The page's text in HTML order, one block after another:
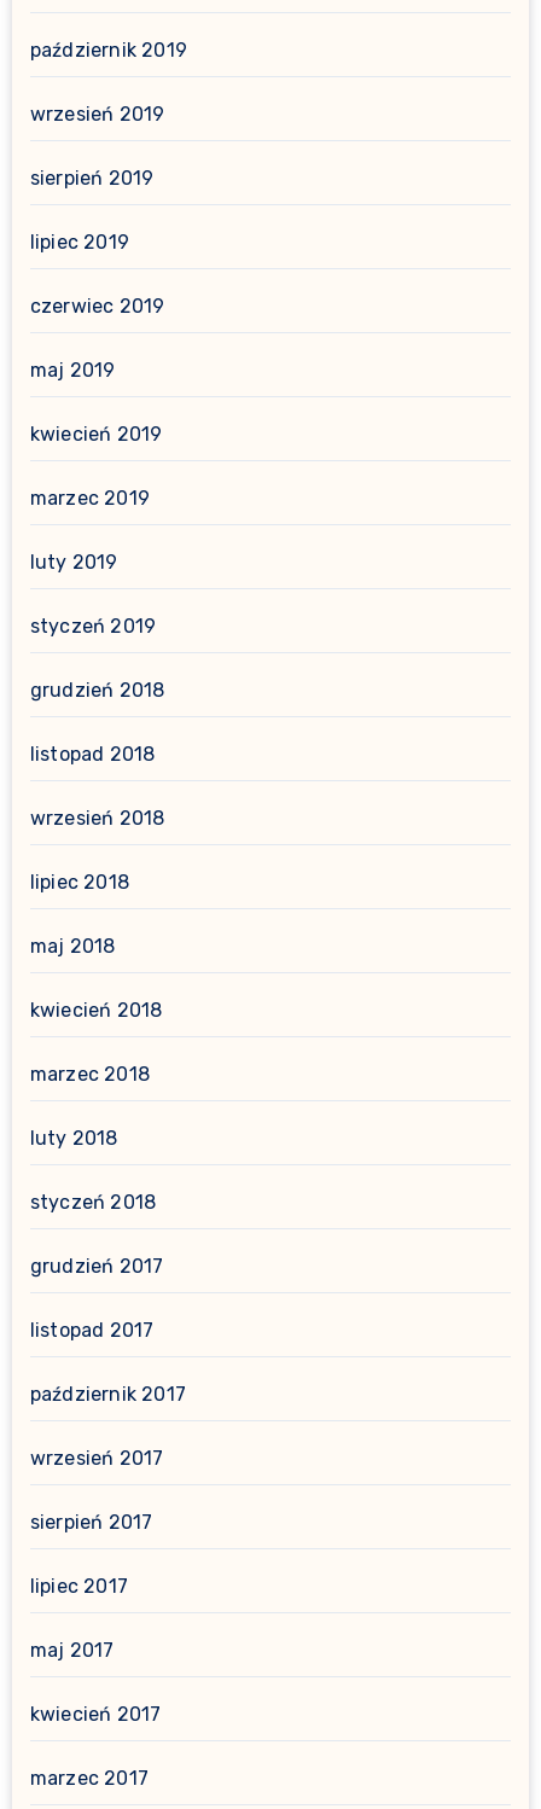
październik 2019
wrzesień 2019
sierpień 2019
lipiec 2019
czerwiec 2019
maj 2019
kwiecień 2019
marzec 2019
luty 2019
styczeń 2019
grudzień 2018
listopad 2018
wrzesień 2018
lipiec 2018
maj 2018
kwiecień 2018
marzec 2018
luty 2018
styczeń 2018
grudzień 2017
listopad 2017
październik 2017
wrzesień 2017
sierpień 2017
lipiec 2017
maj 2017
kwiecień 2017
marzec 2017